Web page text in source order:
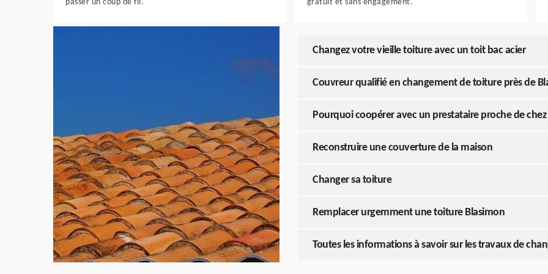
passer un coup de fil. gratuit et sans engagement.
Changez votre vieille toiture avec un toit bac acier
Couvreur qualifié en changement de toiture près de
Pourquoi coopérer avec un prestataire proche de
Reconstruire une couverture de la maison
Changer sa toiture
Remplacer urgemment une toiture Blasimon
Toutes les informations à savoir sur les travaux de